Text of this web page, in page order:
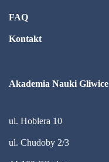
FAQ
Kontakt
Akademia Nauki Gliwice
ul. Hoblera 10
ul. Chudoby 2/3